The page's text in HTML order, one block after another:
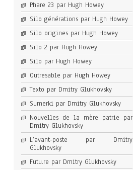
Phare 23 par Hugh Howey
Silo générations par Hugh Howey
Silo origines par Hugh Howey
Silo 2 par Hugh Howey
Silo par Hugh Howey
Outresable par Hugh Howey
Texto par Dmitry Glukhovsky
Sumerki par Dmitry Glukhovsky
Nouvelles de la mère patrie par
Dmitry Glukhovsky
L’avant-poste par Dmitry
Glukhovsky
Futu.re par Dmitry Glukhovsky